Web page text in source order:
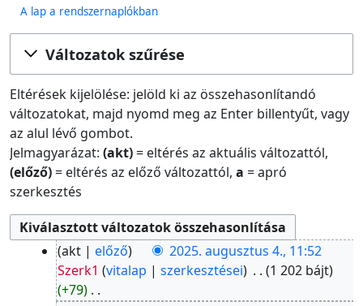
A lap a rendszernaplókban
Változatok szűrése
Eltérések kijelölése: jelöld ki az összehasonlítandó
változatokat, majd nyomd meg az Enter billentyűt, vagy
az alul lévő gombot.
Jelmagyarázat: (akt)= eltérés az aktuális változattól,
(előző)= eltérés az előző változattól, a = apró
szerkesztés
2025.
augusztus
akt előző
2025. augusztus 4., 11:52
Szerk1 vitalap szerkesztései
1 202 bájt
+79 ‎